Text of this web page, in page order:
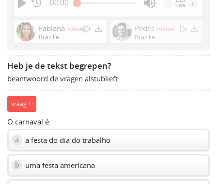
00:00
Enter
or
- 100% +
Fabiana nieuw
Brazilië
Pedro nieuw
Brazilië
Heb je de tekst begrepen?
beantwoord de vragen alstublieft:
vraag 1:
O carnaval é:
a a festa do dia do trabalho
b uma festa americana